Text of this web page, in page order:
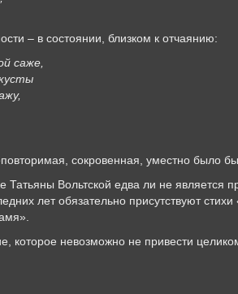
– в состоянии, близком к отчаянию:
саже,
сокровенная, уместно было бы
Татьяны Вольтской едва ли не
лет обязательно присутствуют
которое невозможно не привести